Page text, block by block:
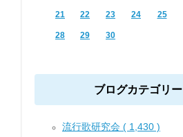
21 22 23 24 25
28 29 30
ブログカテゴリー
流行歌研究会 ( 1,430 )